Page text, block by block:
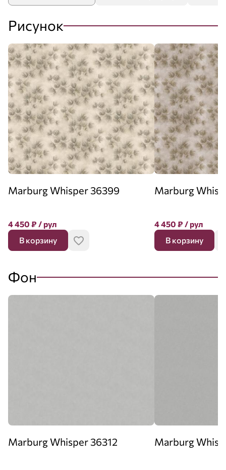
Рисунок
Marburg Whisper 36399
4 450 ₽ / рул
В корзину
Marburg
4 450 ₽ / рул
В корзину
Фон
Marburg Whisper 36312 Marburg